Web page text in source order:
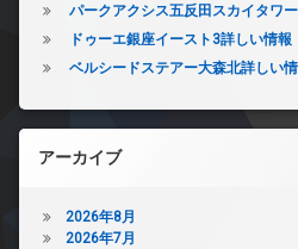
パークアクシス五反田スカイタワ
ドゥーエ銀座イースト3詳しい情報
ベルシードステアー大森北詳しい
アーカイブ
2026年8月
2026年7月